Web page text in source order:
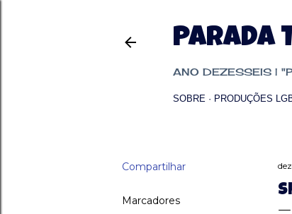
PARADA
ANO DEZESSEIS |
SOBRE PRODUÇÕES
Compartilhar
Marcadores